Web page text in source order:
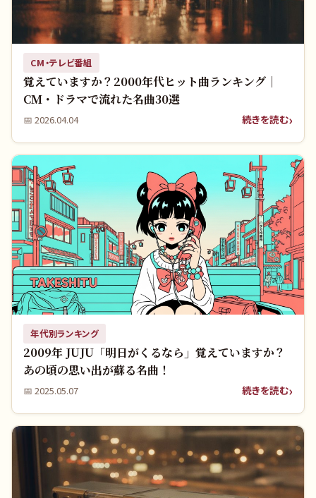
CM・テレビ番組
覚えていますか？2000年代ヒット曲ランキング｜
CM・ドラマで流れた名曲30選
📅 2026.04.04 続きを読む
年代別ランキング
2009年 JUJU「明日がくるなら」覚えていますか？
あの頃の思い出が蘇る名曲！
📅 2025.05.07 続きを読む